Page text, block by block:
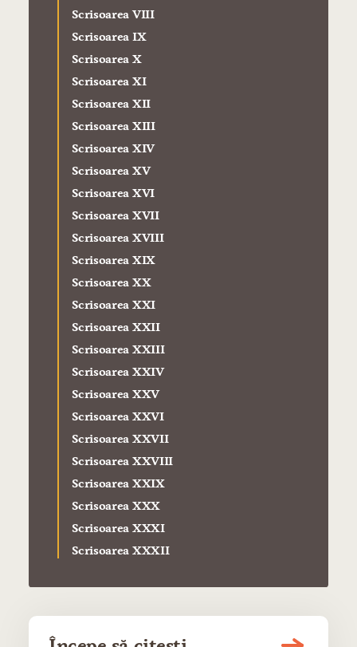
Scrisoarea VIII
Scrisoarea IX
Scrisoarea X
Scrisoarea XI
Scrisoarea XII
Scrisoarea XIII
Scrisoarea XIV
Scrisoarea XV
Scrisoarea XVI
Scrisoarea XVII
Scrisoarea XVIII
Scrisoarea XIX
Scrisoarea XX
Scrisoarea XXI
Scrisoarea XXII
Scrisoarea XXIII
Scrisoarea XXIV
Scrisoarea XXV
Scrisoarea XXVI
Scrisoarea XXVII
Scrisoarea XXVIII
Scrisoarea XXIX
Scrisoarea XXX
Scrisoarea XXXI
Scrisoarea XXXII